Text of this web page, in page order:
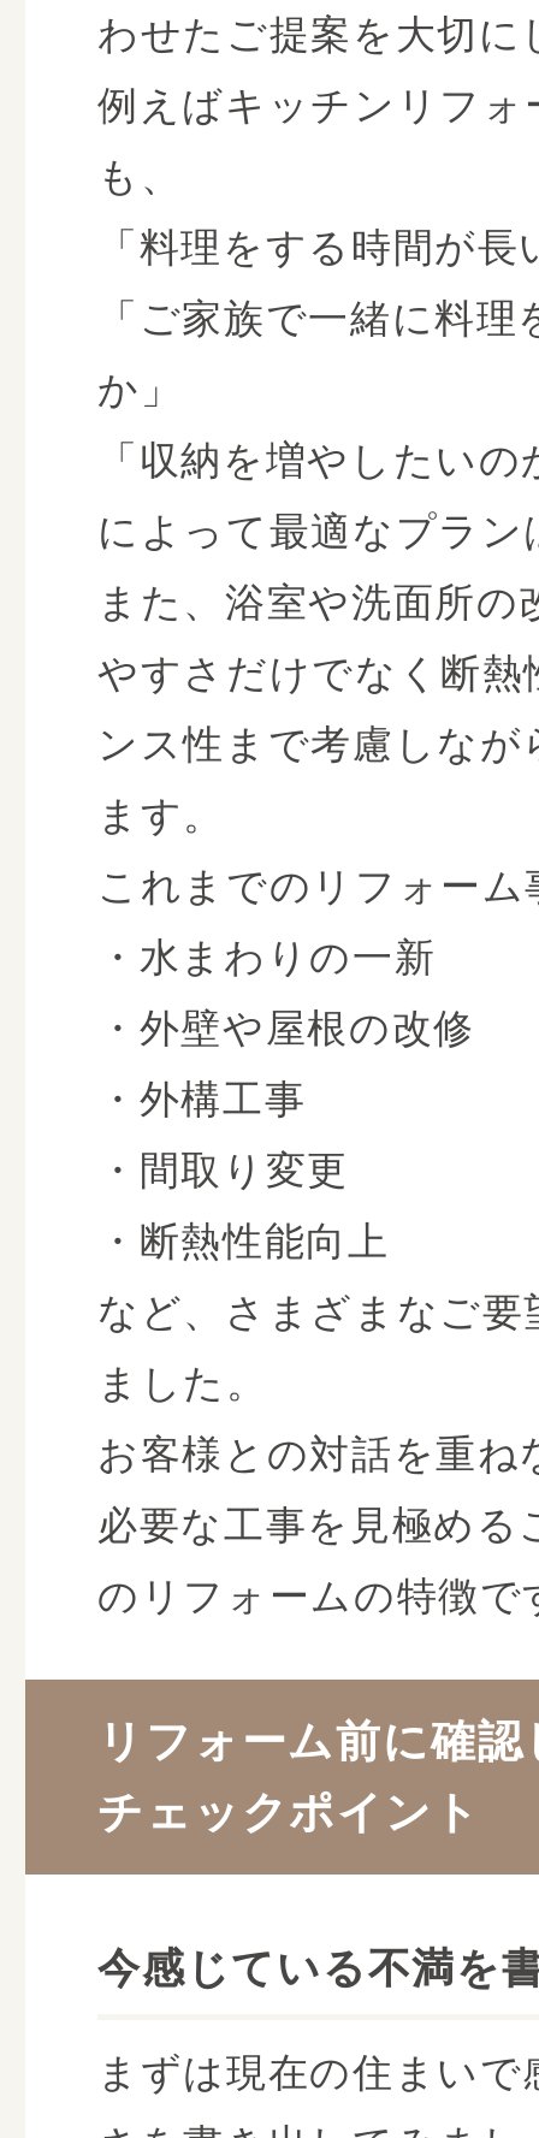
わせたご提案を大切に
例えばキッチンリフォ
も、
「料理をする時間が長
「ご家族で一緒に料
か」
「収納を増やしたいの
によって最適なプラ
また、浴室や洗面所の
やすさだけでなく断熱
ンス性まで考慮しな
ます。
これまでのリフォーム
・水まわりの一新
・外壁や屋根の改修
・外構工事
・間取り変更
・断熱性能向上
など、さまざまなご要
ました。
お客様との対話を重ね
必要な工事を見極める
のリフォームの特徴で
リフォーム前に確
チェックポイント
今感じている不満を
まずは現在の住まい